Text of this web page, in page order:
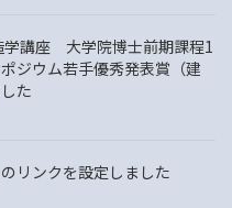
学講座 大学院博士前期課程1
ジウム若手優秀発表賞（建
た
リンクを設定しました